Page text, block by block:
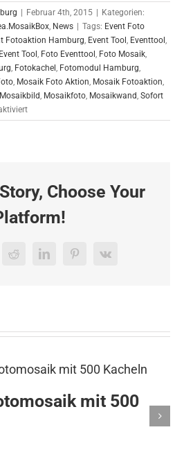
Februar 4th, 2015
Kategorien:
, News Tags: Event Foto
Fotoaktion Hamburg, Event Tool , Eventtool ,
Tool , Foto Eventtool , Foto Mosaik,
, Fotokachel , Fotomodul Hamburg,
, Mosaik Foto Aktion, Mosaik Fotoaktion,
Mosaikbild, Mosaikfoto, Mosaikwand, Sofort
für
Foto
StuttgartChoose Your
RedditLinkedInPinterest
Vk
mit 500